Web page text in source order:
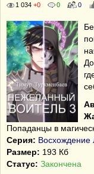
1 034 +0 0 0
Попаданцы в
Серия: Восхождение
Размер: 193 Кб
Статус: Закончена